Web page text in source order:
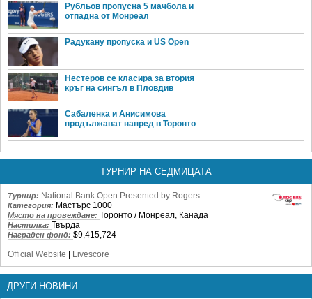
Рубльов пропусна 5 мачбола и
отпадна от Монреал
Радукану пропуска и US Open
Нестеров се класира за втория
кръг на сингъл в Пловдив
Сабаленка и Анисимова
продължават напред в Торонто
ТУРНИР НА СЕДМИЦАТА
Турнир: National Bank Open Presented by Rogers
Категория: Мастърс 1000
Място на провеждане: Торонто / Монреал, Канада
Настилка: Твърда
Награден фонд: $9,415,724
Official Website
Livescore
ДРУГИ НОВИНИ